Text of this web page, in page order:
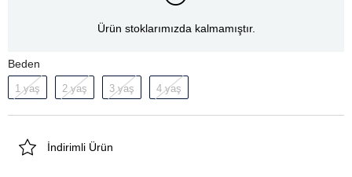
Ürün stoklarımızda kalmamıştır.
Beden
1 yaş 2 yaş 3 yaş 4 yaş
İndirimli Ürün